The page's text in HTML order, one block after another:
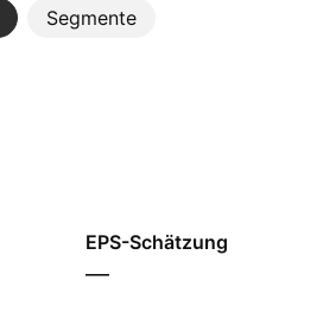
Segmente
EPS-Schätzung
—